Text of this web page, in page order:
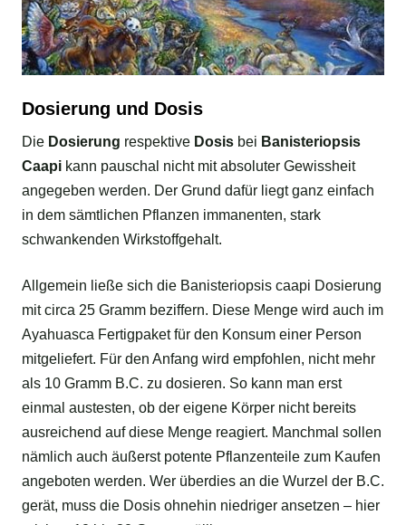
Dosierung und Dosis
Die Dosierung respektive Dosis bei Banisteriopsis
Caapi kann pauschal nicht mit absoluter Gewissheit
angegeben werden. Der Grund dafür liegt ganz einfach
in dem sämtlichen Pflanzen immanenten, stark
schwankenden Wirkstoffgehalt.
Allgemein ließe sich die Banisteriopsis caapi Dosierung
mit circa 25 Gramm beziffern. Diese Menge wird auch im
Ayahuasca Fertigpaket für den Konsum einer Person
mitgeliefert. Für den Anfang wird empfohlen, nicht mehr
als 10 Gramm B.C. zu dosieren. So kann man erst
einmal austesten, ob der eigene Körper nicht bereits
ausreichend auf diese Menge reagiert. Manchmal sollen
nämlich auch äußerst potente Pflanzenteile zum Kaufen
angeboten werden. Wer überdies an die Wurzel der B.C.
gerät, muss die Dosis ohnehin niedriger ansetzen – hier